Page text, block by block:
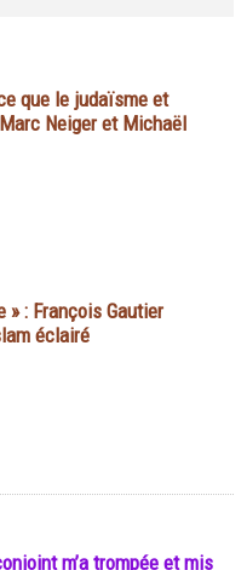
que le judaïsme et
Neiger et Michaël
» : François Gautier
éclairé
m’a trompée et mis